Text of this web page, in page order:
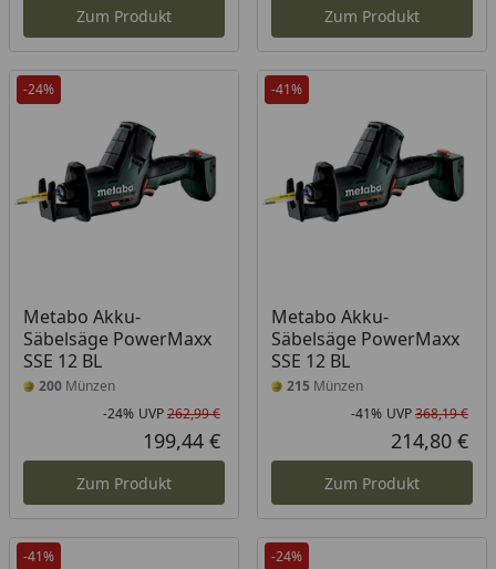
Zum Produkt Zum Produkt
-24%
Metabo Akku-
Säbelsäge PowerMaxx
SSE 12 BL
200 Münzen
Rabatt in Prozent
-24%
Ursprünglicher Preis
UVP262,99 €
Aktueller Preis
199,44 €
Zum Produkt
-41%
Metabo Akku-
Säbelsäge PowerMaxx
SSE 12 BL
215 Münzen
-41% UVP368,19 €
214,80 €
Zum Produkt
-41% -24%